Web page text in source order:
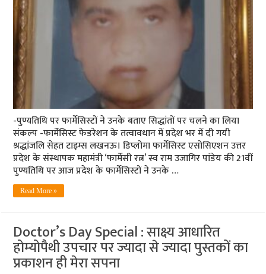
-पुण्यतिथि पर फार्मेसिस्टों ने उनके बताए सिद्धांतों पर चलने का लिया
संकल्प -फार्मेसिस्ट फेडरेशन के तत्वावधान में प्रदेश भर में दी गयी
श्रद्धांजलि सेहत टाइम्स लखनऊ। डिप्लोमा फार्मेसिस्ट एसोसिएशन उत्तर
प्रदेश के संस्थापक महामंत्री ‘फार्मेसी रत्न’ स्व राम उजागिर पांडेय की 21वीं
पुण्यतिथि पर आज प्रदेश के फार्मेसिस्टों ने उनके …
Read More »
Doctor’s Day Special : साक्ष्य आधारित
होम्योपैथी उपचार पर ज्यादा से ज्यादा पुस्तकों का
प्रकाशन ही मेरा सपना